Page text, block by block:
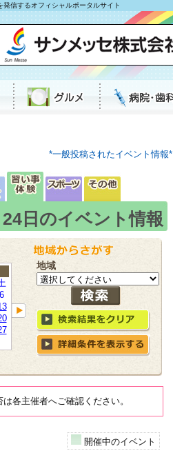
信するオフィシャルポータルサイト
*一般投稿されたイベント情報*
日のイベント情報
6
地域
各主催者へご確認ください。
開催中のイベント